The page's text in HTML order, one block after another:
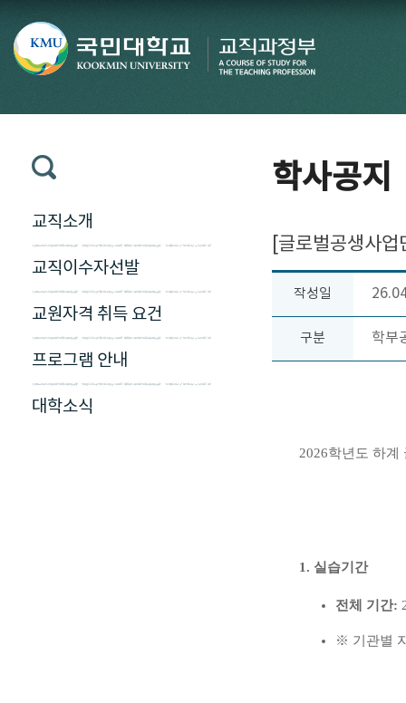
교직소개
교직이수자선발
교원자격 취득 요건
프로그램 안내
대학소식
학사공지
[글로벌공생사
작성일
구분 학부
2026학년도 하계
1. 실습기간
전체 기간:
※ 기관별